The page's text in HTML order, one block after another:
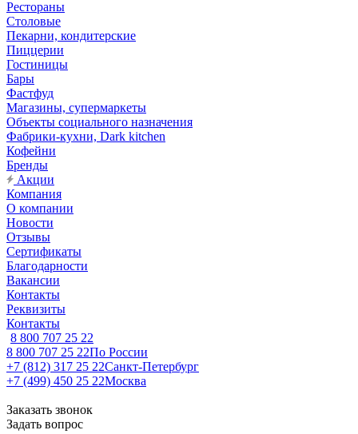
Рестораны
Столовые
Пекарни, кондитерские
Пиццерии
Гостиницы
Бары
Фастфуд
Магазины, супермаркеты
Объекты социального назначения
Фабрики-кухни, Dark kitchen
Кофейни
Бренды
Акции
Компания
О компании
Новости
Отзывы
Сертификаты
Благодарности
Вакансии
Контакты
Реквизиты
Контакты
8 800 707 25 22
8 800 707 25 22По России
+7 (812) 317 25 22Санкт-Петербург
+7 (499) 450 25 22Москва
Заказать звонок
Задать вопрос